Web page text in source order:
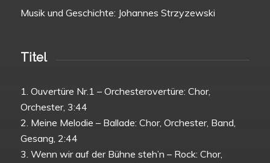
Musik und Geschichte: Johannes Strzyzewski
Titel
1. Ouvertüre Nr.1 – Orchesterovertüre: Chor,
Orchester, 3:44
2. Meine Melodie – Ballade: Chor, Orchester, Band,
Gesang, 2:44
3. Wenn wir auf der Bühne steh’n – Rock: Chor,